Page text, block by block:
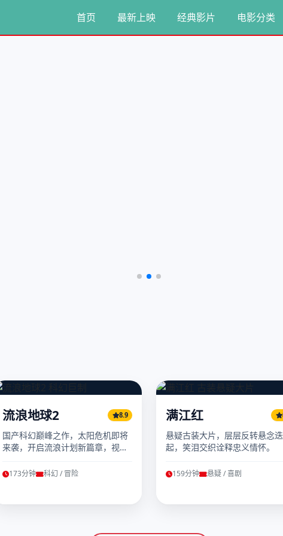
首页 最新上映 经典影片 电影分类
流浪地球2 8.9
国产科幻巅峰之作，太阳危机即将
来袭，开启流浪计划新篇章，视觉
173分钟 科幻 / 冒险
满江红
悬疑古装大片，层层反转悬念迭
起，笑泪交织诠释忠义情怀。
159分钟 悬疑 / 喜剧